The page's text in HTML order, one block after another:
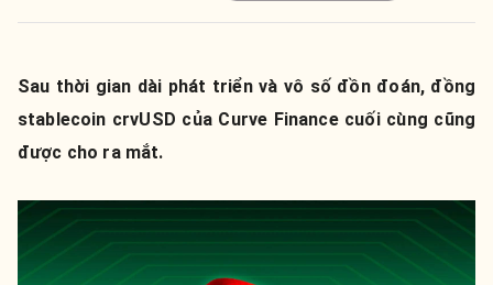
Sau thời gian dài phát triển và vô số đồn đoán, đồng
stablecoin crvUSD của Curve Finance cuối cùng cũng
được cho ra mắt.